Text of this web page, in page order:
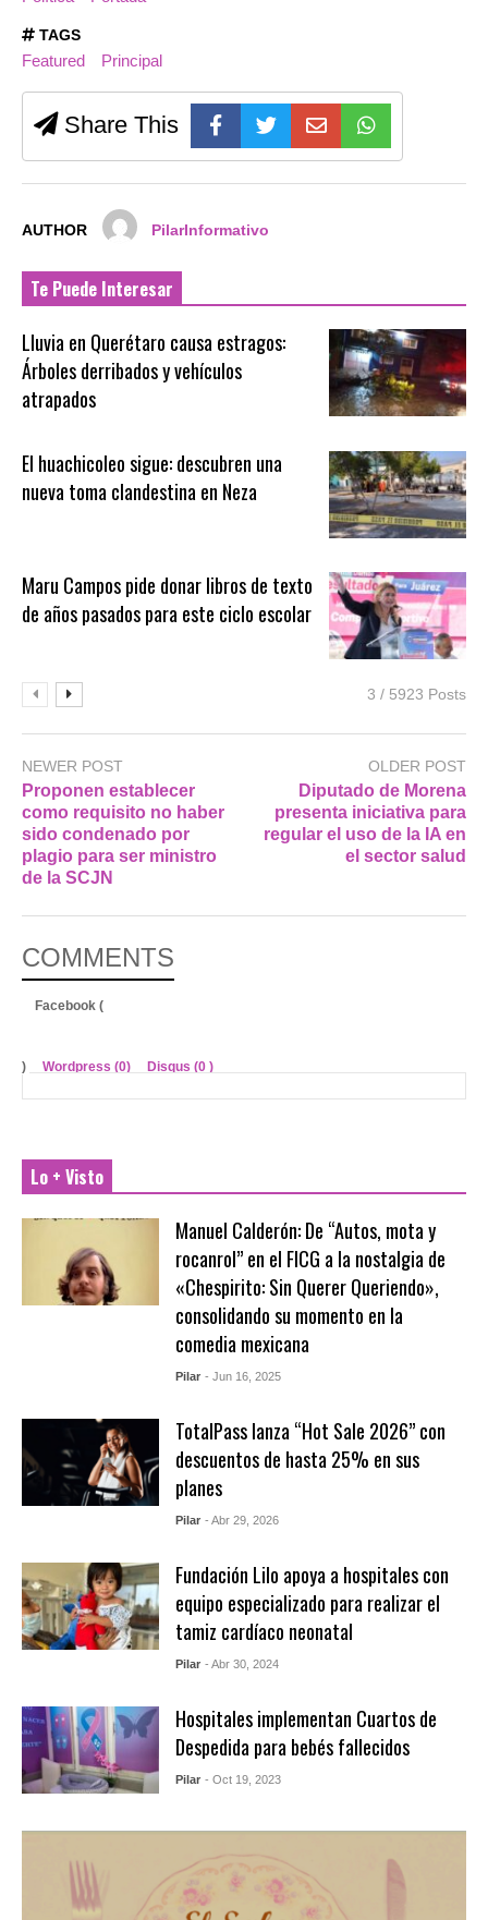
TAGS
Featured Principal
Share This
AUTHOR PilarInformativo
Te Puede Interesar
Lluvia en Querétaro causa estragos:
Árboles derribados y vehículos
atrapados
El huachicoleo sigue: descubren una
nueva toma clandestina en Neza
Maru Campos pide donar libros de texto
de años pasados para este ciclo escolar
3 / 5923 Posts
NEWER POST
Proponen establecer
como requisito no haber
sido condenado por
plagio para ser ministro
de la SCJN
OLDER POST
Diputado de Morena
presenta iniciativa para
regular el uso de la IA en
el sector salud
COMMENTS
Facebook (
) Wordpress (0) Disqus (0 )
Lo + Visto
Manuel Calderón: De “Autos, mota y
rocanrol” en el FICG a la nostalgia de
«Chespirito: Sin Querer Queriendo»,
consolidando su momento en la
comedia mexicana
Pilar - Jun 16, 2025
TotalPass lanza “Hot Sale 2026” con
descuentos de hasta 25% en sus
planes
Pilar - Abr 29, 2026
Fundación Lilo apoya a hospitales con
equipo especializado para realizar el
tamiz cardíaco neonatal
Pilar - Abr 30, 2024
Hospitales implementan Cuartos de
Despedida para bebés fallecidos
Pilar - Oct 19, 2023